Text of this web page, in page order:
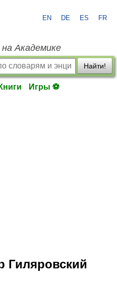
EN DE ES FR
Академике
Найти!
Книги Игры ⚽
Гиляровский